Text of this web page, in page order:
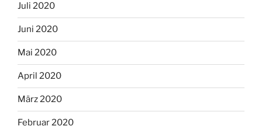
Juli 2020
Juni 2020
Mai 2020
April 2020
März 2020
Februar 2020